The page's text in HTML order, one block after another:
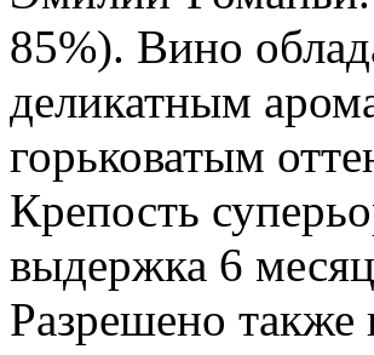
85%). Вино
деликатным
горьковатым
Крепость
выдержка 6
Разрешено также